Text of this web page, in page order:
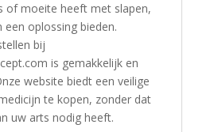
of moeite heeft met slapen,
een ​​oplossing bieden.
bij
is gemakkelijk en
website biedt een veilige
te kopen, zonder dat
uw arts nodig heeft.